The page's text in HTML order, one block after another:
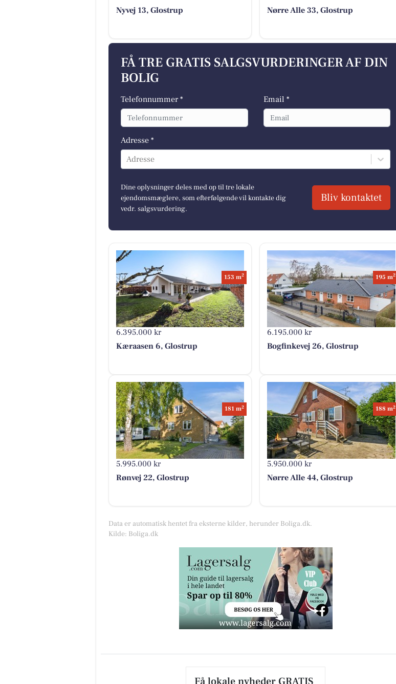
Nyvej 13, Glostrup Nørre Alle 33, Glostrup
FÅ TRE GRATIS SALGSVURDERINGER AF DIN
BOLIG
Telefonnummer * Email *
Adresse *
Adresse
Dine oplysninger deles med op til tre lokale
ejendomsmæglere, som efterfølgende vil kontakte dig
vedr. salgsvurdering.
Bliv kontaktet
6.395.000 kr
153 m2
Kæraasen 6, Glostrup
6.195.000 kr
195 m2
Bogfinkevej 26, Glostrup
5.995.000 kr
181 m2
Rønvej 22, Glostrup
5.950.000 kr
188 m2
Nørre Alle 44, Glostrup
Data er automatisk hentet fra eksterne kilder, herunder Boliga.dk.
Kilde: Boliga.dk
Få lokale nyheder GRATIS